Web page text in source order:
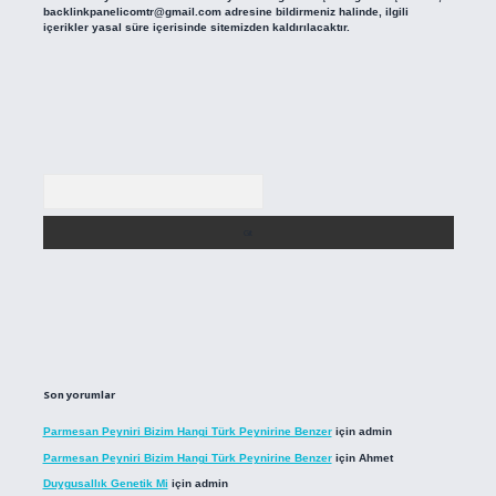
backlinkpanelicomtr@gmail.comadresine bildirmeniz halinde, ilgili
içerikler yasal süre içerisinde sitemizden kaldırılacaktır.
Son yorumlar
Parmesan Peyniri Bizim Hangi Türk Peynirine Benzeriçin admin
Parmesan Peyniri Bizim Hangi Türk Peynirine Benzeriçin Ahmet
Duygusallık Genetik Mi için admin